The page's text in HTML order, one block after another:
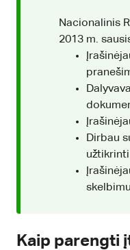
Nacionalinis
2013 m.
Dirbau
Kaip parengti